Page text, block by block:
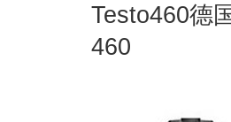
Testo460德
460